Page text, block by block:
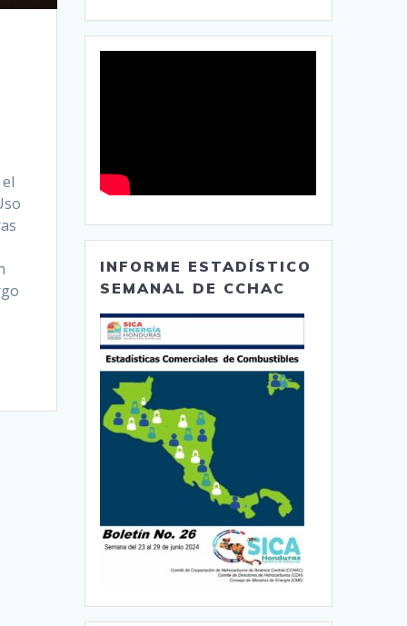
INFORME ESTADÍSTICO
SEMANAL DE CCHAC